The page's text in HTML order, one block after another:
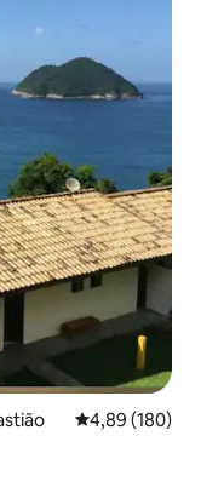
Évaluation
4,89 (180)